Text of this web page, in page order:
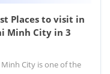
Places to visit in
Minh City in 3
Minh City is one of the